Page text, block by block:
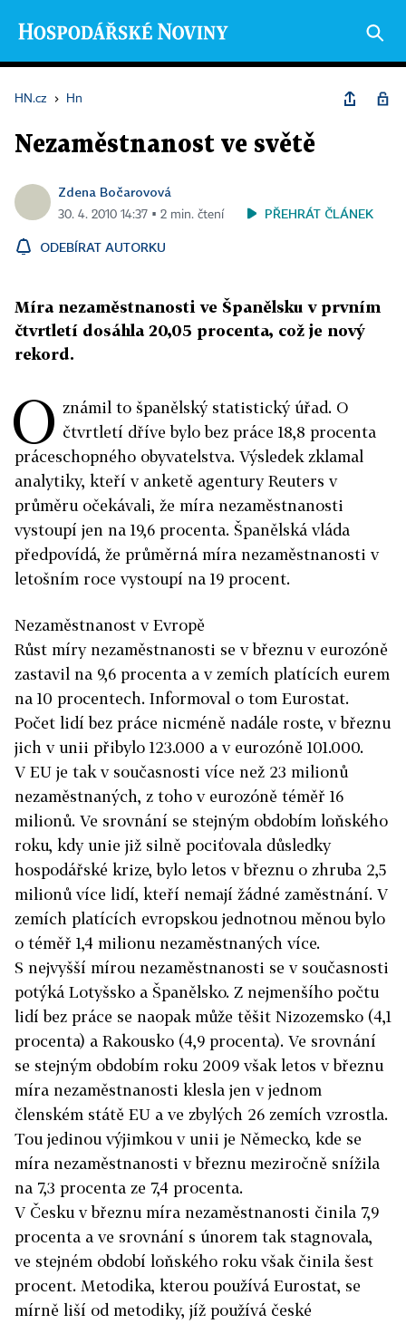
HN.cz › Hn
Nezaměstnanost ve světě
Zdena Bočarovová
30. 4. 2010 14:37 ▪ 2 min. čtení PŘEHRÁT ČLÁNEK
ODEBÍRAT AUTORKU
Míra nezaměstnanosti ve Španělsku v prvním
čtvrtletí dosáhla 20,05 procenta, což je nový
rekord.
O známil to španělský statistický úřad. O
čtvrtletí dříve bylo bez práce 18,8 procenta
práceschopného obyvatelstva. Výsledek zklamal
analytiky, kteří v anketě agentury Reuters v
průměru očekávali, že míra nezaměstnanosti
vystoupí jen na 19,6 procenta. Španělská vláda
předpovídá, že průměrná míra nezaměstnanosti v
letošním roce vystoupí na 19 procent.
Nezaměstnanost v Evropě
Růst míry nezaměstnanosti se v březnu v eurozóně
zastavil na 9,6 procenta a v zemích platících eurem
na 10 procentech. Informoval o tom Eurostat.
Počet lidí bez práce nicméně nadále roste, v březnu
jich v unii přibylo 123.000 a v eurozóně 101.000.
V EU je tak v současnosti více než 23 milionů
nezaměstnaných, z toho v eurozóně téměř 16
milionů. Ve srovnání se stejným obdobím loňského
roku, kdy unie již silně pociťovala důsledky
hospodářské krize, bylo letos v březnu o zhruba 2,5
milionů více lidí, kteří nemají žádné zaměstnání. V
zemích platících evropskou jednotnou měnou bylo
o téměř 1,4 milionu nezaměstnaných více.
S nejvyšší mírou nezaměstnanosti se v současnosti
potýká Lotyšsko a Španělsko. Z nejmenšího počtu
lidí bez práce se naopak může těšit Nizozemsko (4,1
procenta) a Rakousko (4,9 procenta). Ve srovnání
se stejným obdobím roku 2009 však letos v březnu
míra nezaměstnanosti klesla jen v jednom
členském státě EU a ve zbylých 26 zemích vzrostla.
Tou jedinou výjimkou v unii je Německo, kde se
míra nezaměstnanosti v březnu meziročně snížila
na 7,3 procenta ze 7,4 procenta.
V Česku v březnu míra nezaměstnanosti činila 7,9
procenta a ve srovnání s únorem tak stagnovala,
ve stejném období loňského roku však činila šest
procent. Metodika, kterou používá Eurostat, se
mírně liší od metodiky, jíž používá české